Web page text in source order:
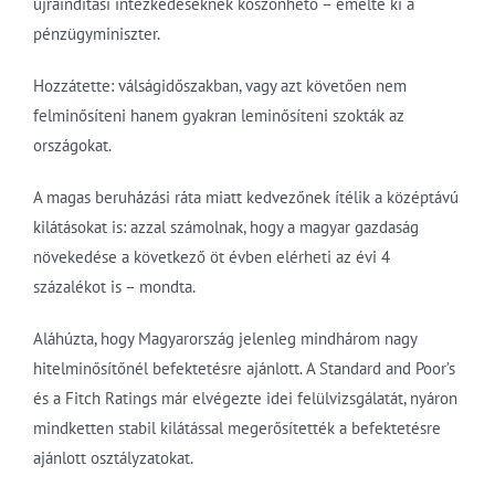
pénzügyminiszter.
Hozzátette: válságidőszakban, vagy azt követően nem
felminősíteni hanem gyakran leminősíteni szokták az
országokat.
A magas beruházási ráta miatt kedvezőnek ítélik a középtávú
kilátásokat is: azzal számolnak, hogy a magyar gazdaság
növekedése a következő öt évben elérheti az évi 4
százalékot is – mondta.
Aláhúzta, hogy Magyarország jelenleg mindhárom nagy
hitelminősítőnél befektetésre ajánlott. A Standard and Poor’s
és a Fitch Ratings már elvégezte idei felülvizsgálatát, nyáron
mindketten stabil kilátással megerősítették a befektetésre
ajánlott osztályzatokat.